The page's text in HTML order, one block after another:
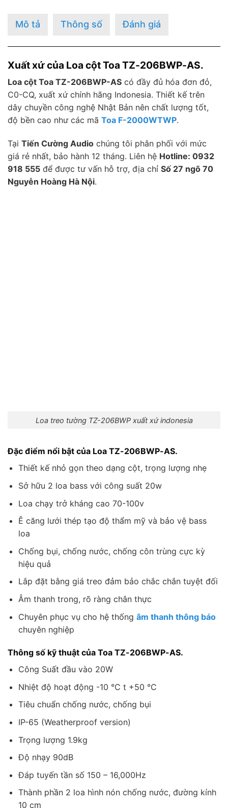
Mô tả Thông số Đánh giá
Xuất xứ của Loa cột Toa TZ-206BWP-AS.
Loa cột Toa TZ-206BWP-AS có đầy đủ hóa đơn đỏ,
C0-CQ, xuất xứ chính hãng Indonesia. Thiết kế trên
dây chuyền công nghệ Nhật Bản nên chất lượng tốt,
độ bền cao như các mã Toa F-2000WTWP.
Tại Tiến Cường Audio chúng tôi phân phối với mức
giá rẻ nhất, bảo hành 12 tháng. Liên hệ Hotline: 0932
918 555 để được tư vấn hỗ trợ, địa chỉ Số 27 ngõ 70
Nguyễn Hoàng Hà Nội.
Loa treo tường TZ-206BWP xuất xứ indonesia
Đặc điểm nổi bật của Loa TZ-206BWP-AS.
Thiết kế nhỏ gọn theo dạng cột, trọng lượng nhẹ
Sở hữu 2 loa bass với công suất 20w
Loa chạy trở kháng cao 70-100v
Ê căng lưới thép tạo độ thẩm mỹ và bảo vệ bass
loa
Chống bụi, chống nước, chống côn trùng cực kỳ
hiệu quả
Lắp đặt bằng giá treo đảm bảo chắc chắn tuyệt đối
Âm thanh trong, rõ ràng chân thực
Chuyên phục vụ cho hệ thống âm thanh thông báo
chuyên nghiệp
Thông số kỹ thuật của Toa TZ-206BWP-AS.
Công Suất đầu vào 20W
Nhiệt độ hoạt động -10 °C t +50 °C
Tiêu chuẩn chống nước, chống bụi
IP-65 (Weatherproof version)
Trọng lượng 1.9kg
Độ nhạy 90dB
Đáp tuyến tần số 150 – 16,000Hz
Thành phần 2 loa hình nón chống nước, đường kính
10 cm